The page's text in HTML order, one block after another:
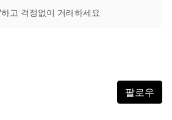
고 걱정없이 거래하세요
팔로우